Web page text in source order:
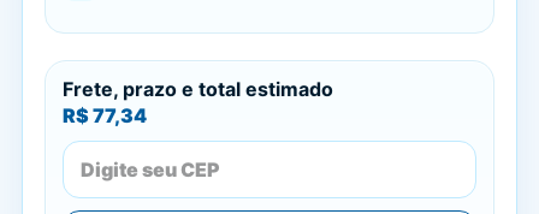
Frete, prazo e total estimado
R$ 77,34